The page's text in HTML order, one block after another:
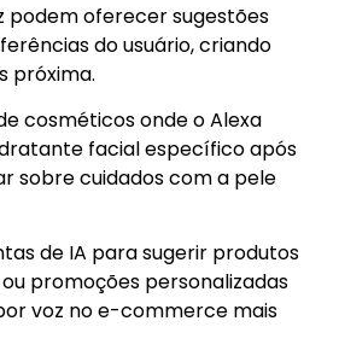
podem oferecer sugestões
do usuário, criando
próxima.
cosméticos onde o Alexa
facial específico após
sobre cuidados com a pele
de IA para sugerir produtos
promoções personalizadas
voz no e-commerce mais